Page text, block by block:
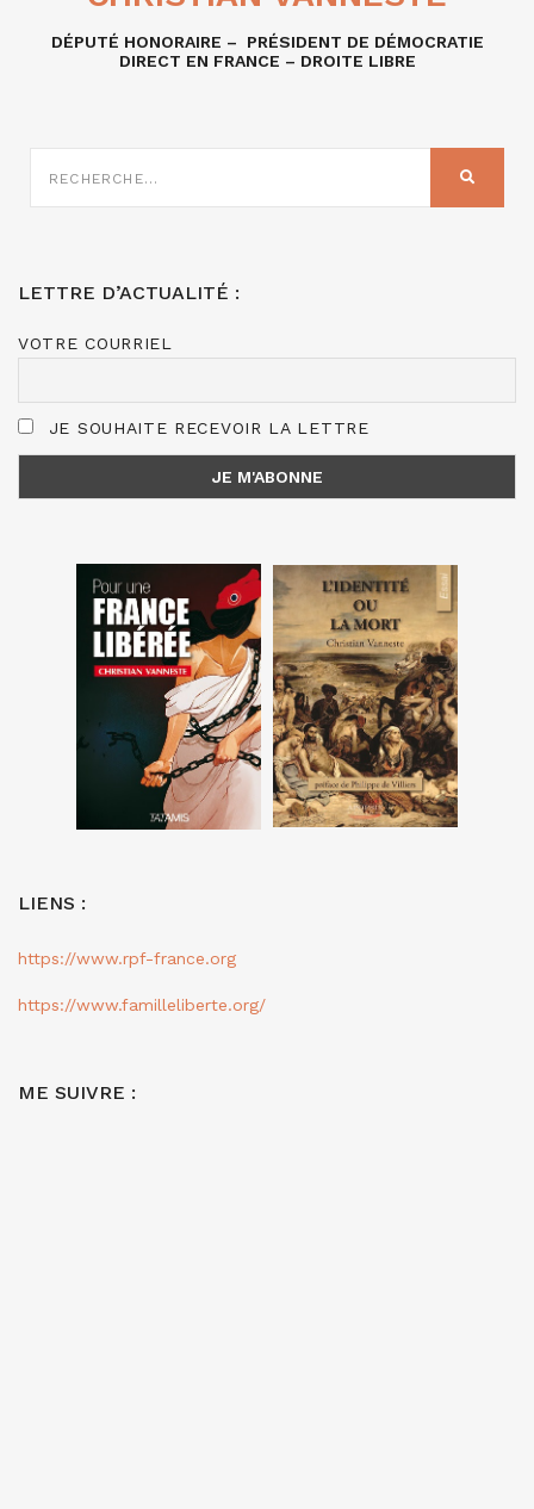
DÉPUTÉ HONORAIRE – PRÉSIDENT DE DÉMOCRATIE
DIRECT EN FRANCE – DROITE LIBRE
SUR
LETTRE D’ACTUALITÉ :
VOTRE COURRIEL
JE SOUHAITE RECEVOIR LA LETTRE
LIENS :
https://www.rpf-france.org
https://www.familleliberte.org/
ME SUIVRE :